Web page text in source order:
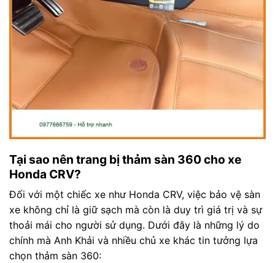
Tại sao nên trang bị thảm sàn 360 cho xe
Honda CRV?
Đối với một chiếc xe như Honda CRV, việc bảo vệ sàn
xe không chỉ là giữ sạch mà còn là duy trì giá trị và sự
thoải mái cho người sử dụng. Dưới đây là những lý do
chính mà Anh Khải và nhiều chủ xe khác tin tưởng lựa
chọn thảm sàn 360: